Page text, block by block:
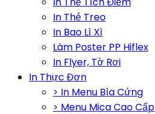
In Thẻ Treo
In Bao Lì Xì
Làm Poster PP Hiflex
In Flyer, Tờ Rơi
In Thực Đơn
> In Menu Bìa Cứng
> Menu Mica Cao Cấp